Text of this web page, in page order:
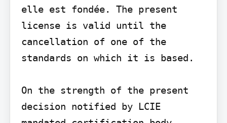
elle est fondée. The present
license is valid until the
cancellation of one of the
standards on which it is based.
On the strength of the present
decision notified by LCIE